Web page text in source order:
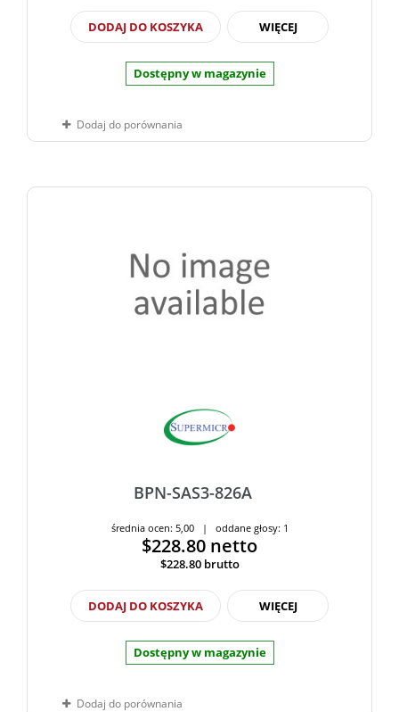
DODAJ DO KOSZYKA WIĘCEJ
Dostępny w magazynie
Dodaj do porównania
BPN-SAS3-826A
średnia ocen: 5,00 | oddane głosy: 1
$228.80 netto
$228.80 brutto
DODAJ DO KOSZYKA WIĘCEJ
Dostępny w magazynie
Dodaj do porównania